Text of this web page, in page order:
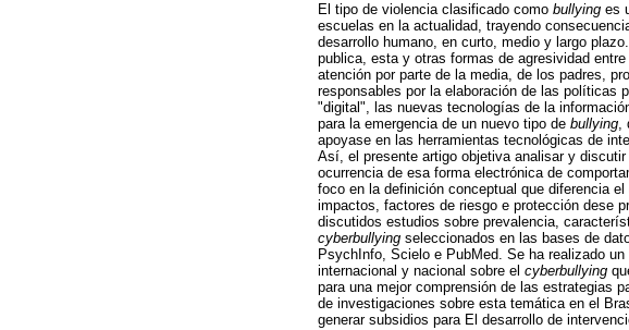
El tipo de violencia clasificado como bullying es
escuelas en la actualidad, trayendo
desarrollo humano, en curto, medio y largo
publica, esta y otras formas de agresividad
atención por parte de la media, de los padres,
responsables por la elaboración de las políticas
"digital", las nuevas tecnologías de la
para la emergencia de un nuevo tipo de bullying,
apoyase en las herramientas tecnológicas de
Así, el presente artigo objetiva analisar y
ocurrencia de esa forma electrónica de
foco en la definición conceptual que diferencia el
impactos, factores de riesgo e protección dese
discutidos estudios sobre prevalencia,
cyberbullying seleccionados en las bases de
PsychInfo, Scielo e PubMed. Se ha realizado
internacional y nacional sobre el cyberbullying
para una mejor comprensión de las estrategias
de investigaciones sobre esta temática en el
generar subsidios para El desarrollo de